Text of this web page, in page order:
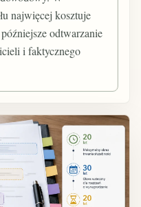
najwięcej kosztuje
odtwarzanie
i faktycznego